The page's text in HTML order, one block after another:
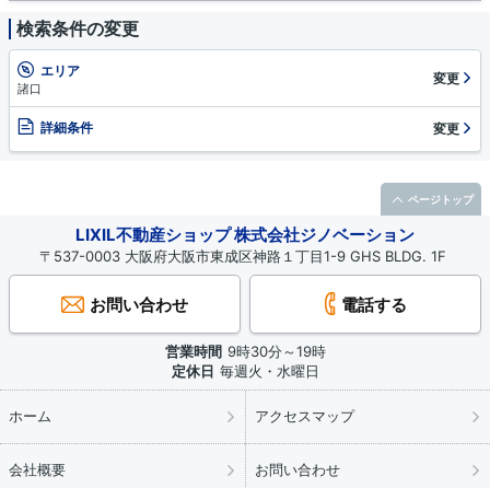
検索条件の変更
エリア
諸口
変更
詳細条件 変更
LIXIL不動産ショップ 株式会社ジノベーション
〒537-0003 大阪府大阪市東成区神路１丁目1-9 GHS BLDG. 1F
お問い合わせ 電話する
営業時間 9時30分～19時
定休日 毎週火・水曜日
ホーム アクセスマップ
会社概要 お問い合わせ
ページトップ